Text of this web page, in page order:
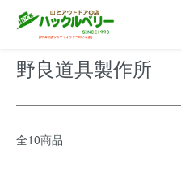
ホーム 野良道具製作所
野良道具製作所
全10商品